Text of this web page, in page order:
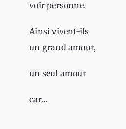
voir personne.
Ainsi vivent-ils
un grand amour,
un seul amour
car…